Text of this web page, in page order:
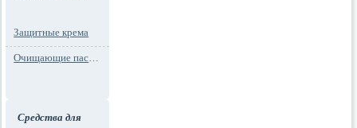
Защитные крема
Очищающие пасты для рук
Средства для